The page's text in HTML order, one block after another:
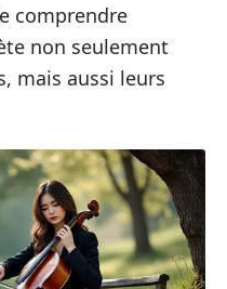
comprendre
non seulement
mais aussi leurs